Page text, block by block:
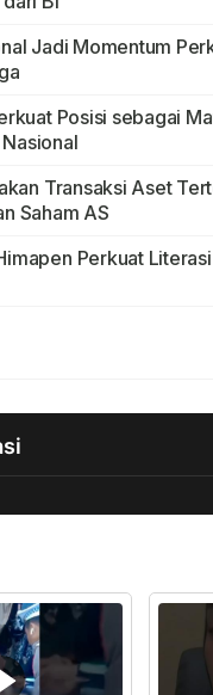
Jadi Momentum
Posisi sebagai
Transaksi Aset
Saham AS
Perkuat